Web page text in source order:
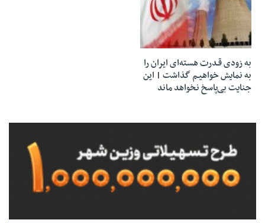
24 خرداد 1404
به زودی قـدرت هسته‌ای ایران را
به نمایش خواهیـم گذاشت | این
جنایت بی‌پاسخ نخواهد ماند